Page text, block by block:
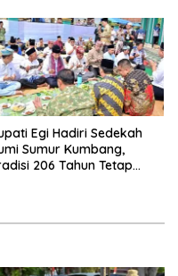
Egi Hadiri Sedekah
Sumur Kumbang,
206 Tahun Tetap